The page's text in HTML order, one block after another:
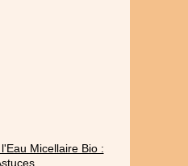
Micellaire Bio :